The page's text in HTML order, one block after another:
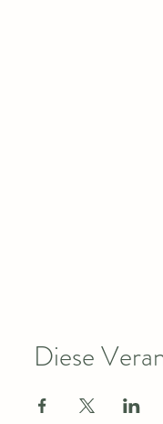
Diese